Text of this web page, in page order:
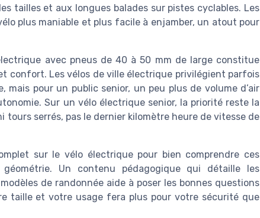
tailles et aux longues balades sur pistes cyclables. Les
plus maniable et plus facile à enjamber, un atout pour
avec pneus de 40 à 50 mm de large constitue
confort. Les vélos de ville électrique privilégient parfois
mais pour un public senior, un peu plus de volume d’air
Sur un vélo électrique senior, la priorité reste la
serrés, pas le dernier kilomètre heure de vitesse de
sur le vélo électrique pour bien comprendre ces
Un contenu pédagogique qui détaille les
de randonnée aide à poser les bonnes questions
taille et votre usage fera plus pour votre sécurité que